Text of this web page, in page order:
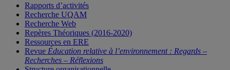
Rapports d’activités
Recherche UQAM
Recherche Web
Repères Théoriques (2016-2020)
Ressources en ERE
Revue Éducation relative à l’environnement : Regards –
Recherches – Réflexions